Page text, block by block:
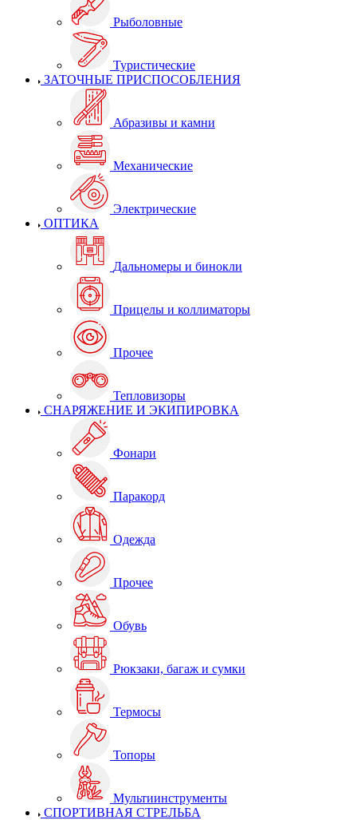
Рыболовные
Туристические
ЗАТОЧНЫЕ ПРИСПОСОБЛЕНИЯ
Абразивы и камни
Механические
Электрические
ОПТИКА
Дальномеры и бинокли
Прицелы и коллиматоры
Прочее
Тепловизоры
СНАРЯЖЕНИЕ И ЭКИПИРОВКА
Фонари
Паракорд
Одежда
Прочее
Обувь
Рюкзаки, багаж и сумки
Термосы
Топоры
Мультиинструменты
СПОРТИВНАЯ СТРЕЛЬБА